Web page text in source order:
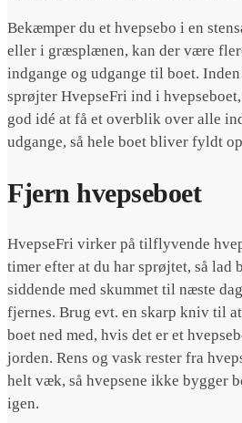
Bekæmper du et hvepsebo i en
eller i græsplænen, kan der være
indgange og udgange til boet.
sprøjter HvepseFri ind i
god idé at få et overblik over alle
udgange, så hele boet bliver fyldt
Fjern hvepseboet
HvepseFri virker på tilflyvende
timer efter at du har sprøjtet, så lad
siddende med skummet til næste
fjernes. Brug evt. en skarp kniv til
boet ned med, hvis det er et
jorden. Rens og vask rester fra
helt væk, så hvepsene ikke bygger
igen.